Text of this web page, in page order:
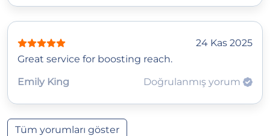
24 Kas 2025
Great service for boosting reach.
Emily King
Doğrulanmış yorum
Tüm yorumları göster